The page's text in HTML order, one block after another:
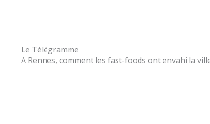
Le Télégramme
A Rennes, comment les fast-foods ont envahi la ville